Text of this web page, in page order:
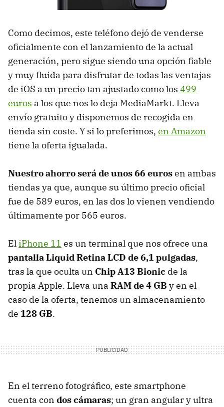
Como decimos, este teléfono dejó de venderse
oficialmente con el lanzamiento de la actual
generación, pero sigue siendo una opción fiable
y muy fluida para disfrutar de todas las ventajas
de iOS a un precio tan ajustado como los 499
euros a los que nos lo deja MediaMarkt. Lleva
envío gratuito y disponemos de recogida en
tienda sin coste. Y si lo preferimos, en Amazon
tiene la oferta igualada.
Nuestro ahorro será de unos 66 eurosen ambas
tiendas ya que, aunque su último precio oficial
fue de 589 euros, en las dos lo vienen vendiendo
últimamente por 565 euros.
EliPhone 11 es un terminal que nos ofrece una
pantalla Liquid Retina LCD de 6,1 pulgadas,
tras la que oculta un Chip A13 Bionic de la
propia Apple. Lleva una RAM de 4 GB y en el
caso de la oferta, tenemos un almacenamiento
de 128 GB.
En el terreno fotográfico, este smartphone
cuenta con dos cámaras; un gran angular y ultra